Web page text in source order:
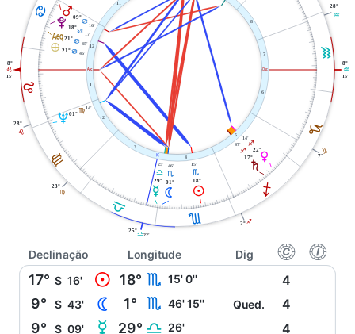
D
E
F
G
H
I
J
K
1
W
2
3
4
j
5
6
7
i
8
11
12
E
8°
15'
E
28°
F
23°
G
25°
22'
I
2°
J
7°
K
8°
15'
K
28°
U01°
F
14'
O
29°
G
25'
N
01°
H
46'
M
18°
H
15' S
17°
I
47'
P
22°
I
14'
Q09°
D
16'
V 18°
D 17'
l21°D 45'
È 21°D 46'
Declinação Longitude Dig f g
17° S 16' M 18° H 15' 0'' 4
9° S 43' N 1° H 46' 15'' Qued. 4
9° S 09' O 29° G 26' 4